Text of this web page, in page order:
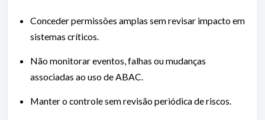
Conceder permissões amplas sem revisar impacto em
sistemas críticos.
Não monitorar eventos, falhas ou mudanças
associadas ao uso de ABAC.
Manter o controle sem revisão periódica de riscos.